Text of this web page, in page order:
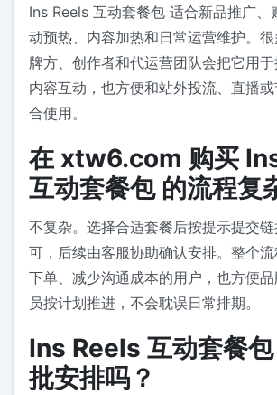
Ins Reels 互动套餐包 适合新品推广、
动预热、内容加热和日常运营维护。
牌方、创作者和代运营团队会把它用
内容互动，也方便和站外投流、直播
合使用。
在 xtw6.com 购买
互动套餐包 的流程复
不复杂。选择合适套餐后按提示提交
可，后续由客服协助确认安排。整个
下单、减少沟通成本的用户，也方便
员按计划推进，不会耽误日常排期。
Ins Reels 互动套餐
批安排吗？